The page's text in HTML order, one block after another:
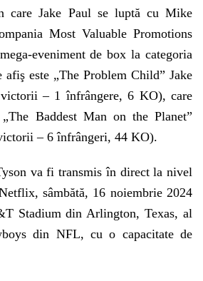
care Jake Paul se luptă cu Mike
Most Valuable Promotions
eveniment de box la categoria
afiş este „The Problem Child” Jake
– 1 înfrângere, 6 KO), care
Baddest Man on the Planet”
– 6 înfrângeri, 44 KO).
va fi transmis în direct la nivel
sâmbătă, 16 noiembrie 2024
Stadium din Arlington, Texas, al
din NFL, cu o capacitate de